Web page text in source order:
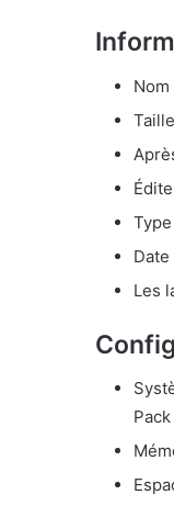
Les